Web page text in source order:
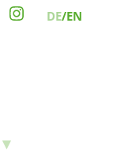
DE/EN